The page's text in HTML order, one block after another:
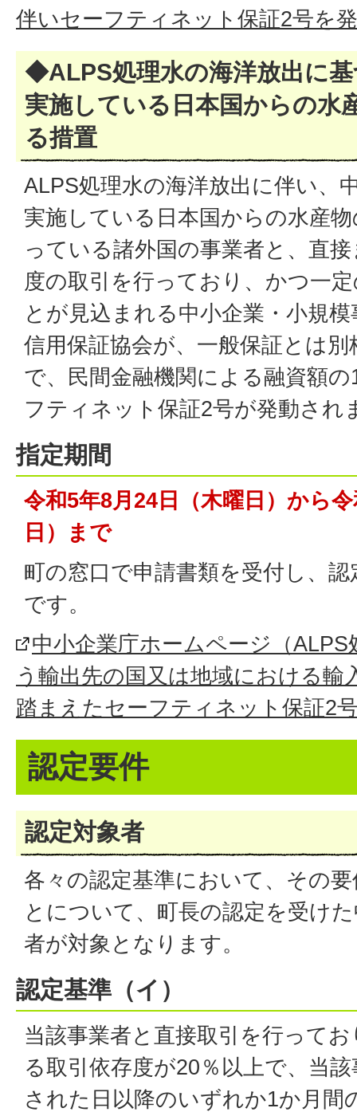
伴いセーフティネット保証2号を
◆ALPS処理水の海洋放出に
実施している日本国からの水
る措置
ALPS処理水の海洋放出に伴い、
実施している日本国からの水産
っている諸外国の事業者と、直
度の取引を行っており、かつ一
とが見込まれる中小企業・小規
信用保証協会が、一般保証とは
で、民間金融機関による融資額
フティネット保証2号が発動され
指定期間
令和5年8月24日（木曜日）から
日）まで
町の窓口で申請書類を受付し、
です。
中小企業庁ホームページ（
う輸出先の国又は地域における輸
踏まえたセーフティネット保証2
認定要件
認定対象者
各々の認定基準において、その
とについて、町長の認定を受け
者が対象となります。
認定基準（イ）
当該事業者と直接取引を行って
る取引依存度が20％以上で、当
された日以降のいずれか1か月間